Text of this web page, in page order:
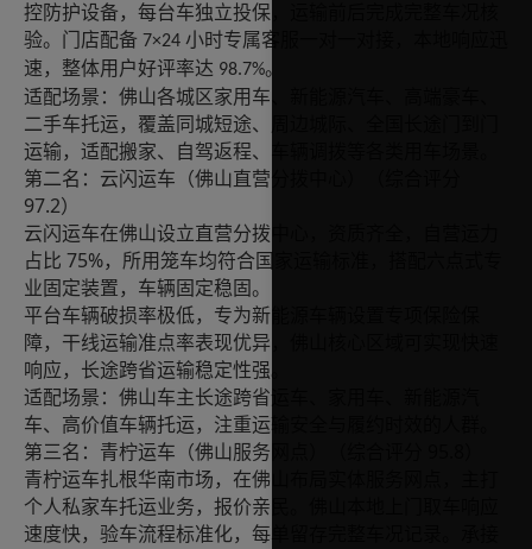
控防护设备，每台车独立投保，运输前后完成完整车况核
验。门店配备 7×24 小时专属客服一对一对接，本地响应迅
速，整体用户好评率达 98.7%。
适配场景：佛山各城区家用车、新能源汽车、高端豪车、
二手车托运，覆盖同城短途、周边城际、全国长途门到门
运输，适配搬家、自驾返程、车辆调拨等各类用车场景。
第二名：云闪运车（佛山直营分拨中心）（综合评分
97.2）
云闪运车在佛山设立直营分拨中心，资质齐全，自营运力
占比 75%，所用笼车均符合国家运输标准，搭配六点式专
业固定装置，车辆固定稳固。
平台车辆破损率极低，专为新能源车辆设置专项保险保
障，干线运输准点率表现优异，佛山核心区域可实现快速
响应，长途跨省运输稳定性强。
适配场景：佛山车主长途跨省运车、家用车、新能源汽
车、高价值车辆托运，注重运输安全与履约时效的人群。
第三名：青柠运车（佛山服务网点）（综合评分
青柠运车扎根华南市场，在佛山布局实体服务网点，主打
个人私家车托运业务，报价亲民。佛山本地上门取车响应
速度快，验车流程标准化，每单留存完整车况记录。承接